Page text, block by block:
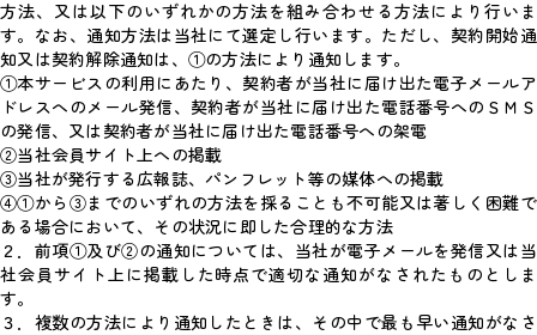
方法、又は以下のいずれかの方法を組み合わせる方法により行いま
す。なお、通知方法は当社にて選定し行います。ただし、契約開始通
知又は契約解除通知は、①の方法により通知します。
①本サービスの利用にあたり、契約者が当社に届け出た電子メールア
ドレスへのメール発信、契約者が当社に届け出た電話番号へのＳＭＳ
の発信、又は契約者が当社に届け出た電話番号への架電
②当社会員サイト上への掲載
③当社が発行する広報誌、パンフレット等の媒体への掲載
④①から③までのいずれの方法を採ることも不可能又は著しく困難で
ある場合において、その状況に即した合理的な方法
２．前項①及び②の通知については、当社が電子メールを発信又は当
社会員サイト上に掲載した時点で適切な通知がなされたものとしま
す。
３．複数の方法により通知したときは、その中で最も早い通知がなさ